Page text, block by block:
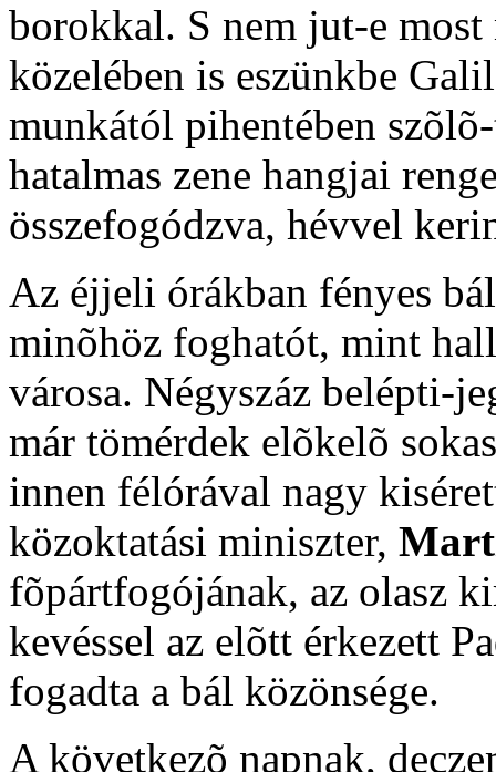
borokkal. S nem jut-e most
közelében is eszünkbe
munkától pihentében
hatalmas zene hangjai
összefogódzva, hévvel
Az éjjeli órákban fényes
minõhöz foghatót, mint
városa. Négyszáz belépti-
már tömérdek elõkelõ
innen félórával nagy
közoktatási miniszter,
fõpártfogójának, az olasz
kevéssel az elõtt érkezett
fogadta a bál közönsége.
A következõ napnak,